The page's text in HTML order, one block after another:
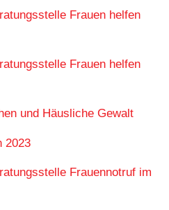
Frauen helfen
Frauen helfen
und Häusliche Gewalt
2023
Frauennotruf im